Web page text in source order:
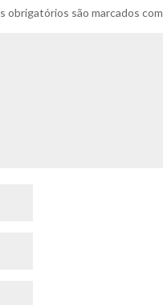
obrigatórios são marcados com